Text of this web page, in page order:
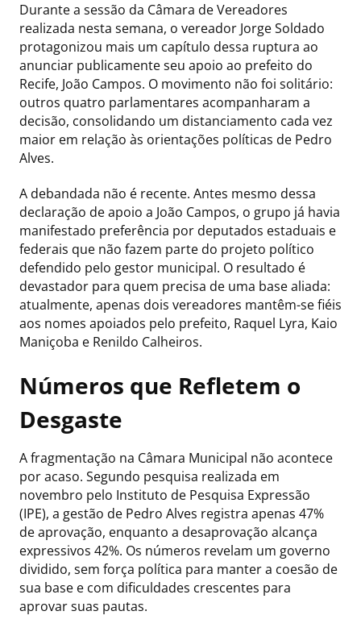
Durante a sessão da Câmara de Vereadores
realizada nesta semana, o vereador Jorge Soldado
protagonizou mais um capítulo dessa ruptura ao
anunciar publicamente seu apoio ao prefeito do
Recife, João Campos. O movimento não foi solitário:
outros quatro parlamentares acompanharam a
decisão, consolidando um distanciamento cada vez
maior em relação às orientações políticas de Pedro
Alves.
A debandada não é recente. Antes mesmo dessa
declaração de apoio a João Campos, o grupo já havia
manifestado preferência por deputados estaduais e
federais que não fazem parte do projeto político
defendido pelo gestor municipal. O resultado é
devastador para quem precisa de uma base aliada:
atualmente, apenas dois vereadores mantêm-se fiéis
aos nomes apoiados pelo prefeito, Raquel Lyra, Kaio
Maniçoba e Renildo Calheiros.
Números que Refletem o
Desgaste
A fragmentação na Câmara Municipal não acontece
por acaso. Segundo pesquisa realizada em
novembro pelo Instituto de Pesquisa Expressão
(IPE), a gestão de Pedro Alves registra apenas 47%
de aprovação, enquanto a desaprovação alcança
expressivos 42%. Os números revelam um governo
dividido, sem força política para manter a coesão de
sua base e com dificuldades crescentes para
aprovar suas pautas.